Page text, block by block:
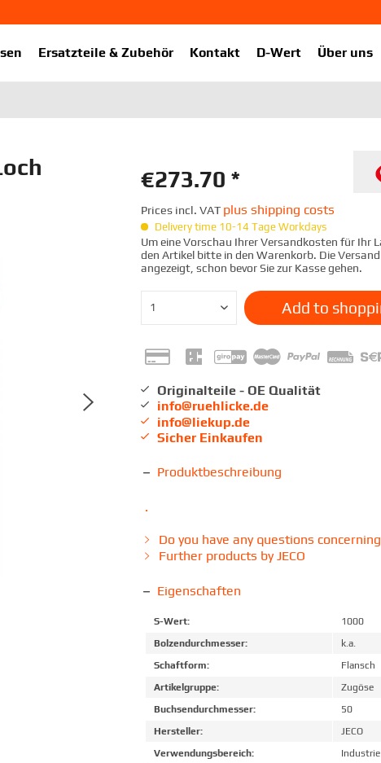
Ersatzteile & Zubehör Kontakt D-Wert Über uns
€273.70 *
Prices incl. VAT plus shipping costs
Delivery time 10-14 Tage Workdays
Um eine Vorschau Ihrer Versandkosten für Ihr
den Artikel bitte in den Warenkorb. Die
angezeigt, schon bevor Sie zur Kasse gehen.
Add to
Originalteile - OE Qualität
info@ruehlicke.de
info@liekup.de
Sicher Einkaufen
Produktbeschreibung
.
Do you have any questions
Further products by JECO
Eigenschaften
S-Wert:
1000
Bolzendurchmesser:
k.a.
Schaftform:
Flansch
Artikelgruppe:
Zugöse
Buchsendurchmesser:
50
Hersteller:
JECO
Verwendungsbereich:
Industrie